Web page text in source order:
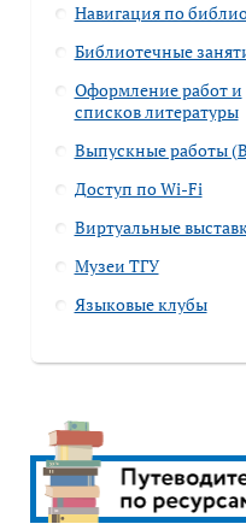
Навигация по
Библиотечные
Оформление работ и
списков литературы
Выпускные работы
Доступ по Wi-Fi
Виртуальные
Музеи ТГУ
Языковые клубы